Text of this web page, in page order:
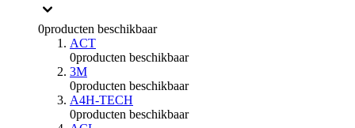
0producten beschikbaar
ACT
0producten beschikbaar
3M
0producten beschikbaar
A4H-TECH
0producten beschikbaar